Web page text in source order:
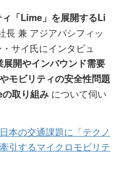
「Lime」を展開するLi
長 兼 アジアパシフィッ
サイ氏にインタビュ
展開やインバウンド需要
モビリティの安全性問題
取り組み について伺い
日本の交通課題に「テクノ
引するマイクロモビリテ